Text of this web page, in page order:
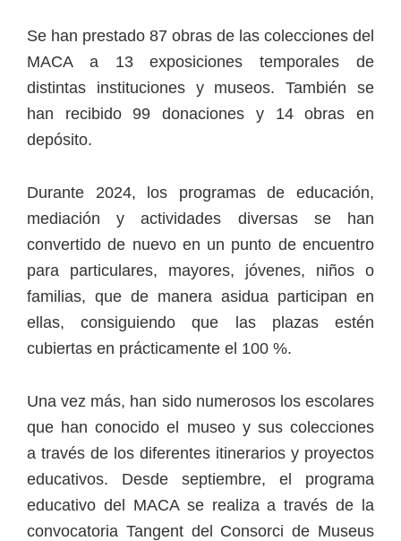
Se han prestado 87 obras de las colecciones del
MACA a 13 exposiciones temporales de
distintas instituciones y museos. También se
han recibido 99 donaciones y 14 obras en
depósito.
Durante 2024, los programas de educación,
mediación y actividades diversas se han
convertido de nuevo en un punto de encuentro
para particulares, mayores, jóvenes, niños o
familias, que de manera asidua participan en
ellas, consiguiendo que las plazas estén
cubiertas en prácticamente el 100 %.
Una vez más, han sido numerosos los escolares
que han conocido el museo y sus colecciones
a través de los diferentes itinerarios y proyectos
educativos. Desde septiembre, el programa
educativo del MACA se realiza a través de la
convocatoria Tangent del Consorci de Museus